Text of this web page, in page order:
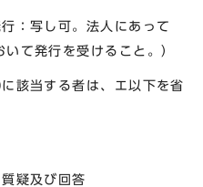
写し可。法人にあって
て発行を受けること。）
当する者は、エ以下を省
疑及び回答